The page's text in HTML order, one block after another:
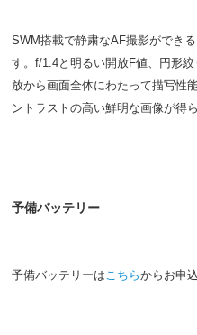
SWM搭載で静粛なAF撮影ができ
す。f/1.4と明るい開放F値、円形
放から画面全体にわたって描写性
ントラストの高い鮮明な画像が得ら
予備バッテリー
予備バッテリーは こちらからお申